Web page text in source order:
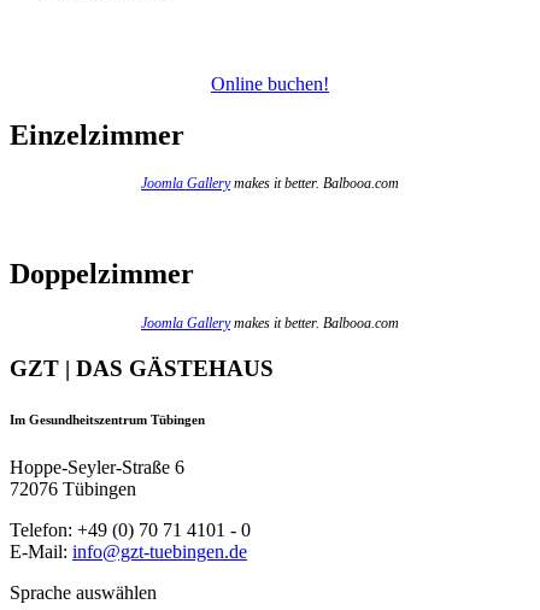
Online buchen!
Einzelzimmer
Joomla Gallerymakes it better. Balbooa.com
Doppelzimmer
Joomla Gallerymakes it better. Balbooa.com
GZT | DAS GÄSTEHAUS
Im Gesundheitszentrum Tübingen
Hoppe-Seyler-Straße 6
72076 Tübingen
Telefon: +49 (0) 70 71 4101 - 0
E-Mail: info@gzt-tuebingen.de
Sprache auswählen